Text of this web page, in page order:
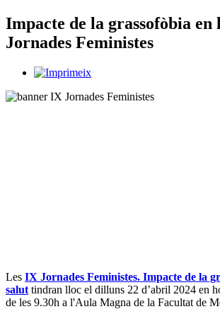
Impacte de la grassofòbia
Jornades Feministes
Les IX Jornades Feministes. Impacte de la
salut tindran lloc el dilluns 22 d’abril 2024 en
de les 9.30h a l'Aula Magna de la Facultat de